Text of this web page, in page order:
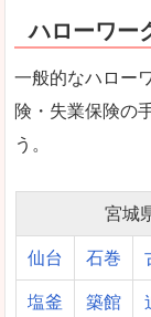
ハローワー
一般的なハロー
険・失業保険の
う。
宮城
仙台 石巻
塩釜 築館